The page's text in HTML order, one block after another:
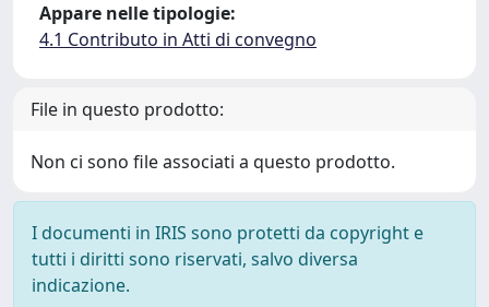
Appare nelle tipologie:
4.1 Contributo in Atti di convegno
File in questo prodotto:
Non ci sono file associati a questo prodotto.
I documenti in IRIS sono protetti da copyright e
tutti i diritti sono riservati, salvo diversa
indicazione.